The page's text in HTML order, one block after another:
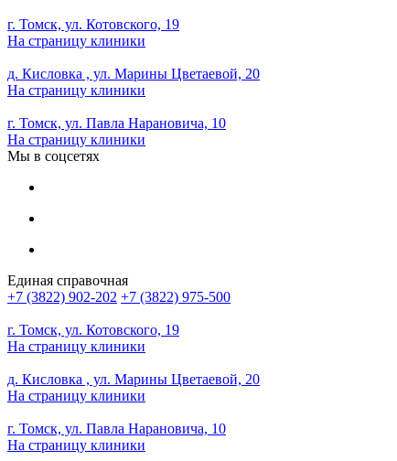
г. Томск, ул. Котовского, 19
На страницу клиники
д. Кисловка , ул. Марины Цветаевой, 20
На страницу клиники
г. Томск, ул. Павла Нарановича, 10
На страницу клиники
Мы в соцсетях
Единая справочная
+7 (3822) 902-202 +7 (3822) 975-500
г. Томск, ул. Котовского, 19
На страницу клиники
д. Кисловка , ул. Марины Цветаевой, 20
На страницу клиники
г. Томск, ул. Павла Нарановича, 10
На страницу клиники